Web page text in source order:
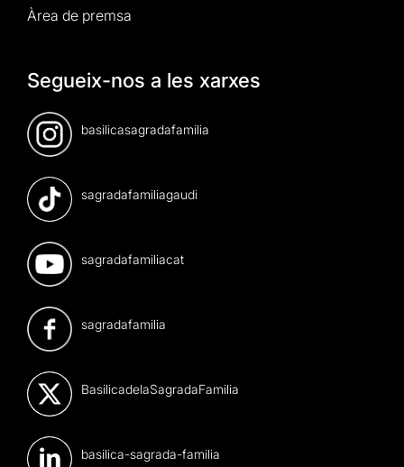
Àrea de premsa
Segueix-nos a les xarxes
basilicasagradafamilia
sagradafamiliagaudi
sagradafamiliacat
sagradafamilia
BasilicadelaSagradaFamilia
basilica-sagrada-familia